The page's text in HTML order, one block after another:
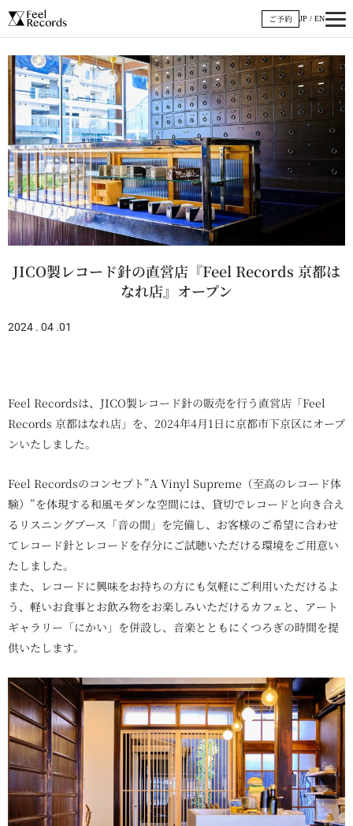
内
容
ス
ッ
ご予約 JP / EN
JICO製レコード針の直営店『Feel Records 京都は
なれ店』オープン
2024 . 04 .01
Feel Recordsは、JICO製レコード針の販売を行う直営店「Feel
Records 京都はなれ店」を、2024年4月1日に京都市下京区にオープ
ンいたしました。
Feel Recordsのコンセプト”A Vinyl Supreme（至高のレコード体
験）”を体現する和風モダンな空間には、貸切でレコードと向き合え
るリスニングブース「音の間」を完備し、お客様のご希望に合わせ
てレコード針とレコードを存分にご試聴いただける環境をご用意い
たしました。
また、レコードに興味をお持ちの方にも気軽にご利用いただけるよ
う、軽いお食事とお飲み物をお楽しみいただけるカフェと、アート
ギャラリー「にかい」を併設し、音楽とともにくつろぎの時間を提
供いたします。